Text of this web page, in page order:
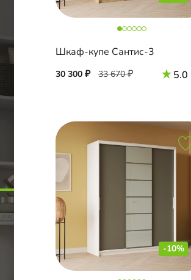
Шкаф-купе Сантис-3
30 300 33 670 5.0
-10%